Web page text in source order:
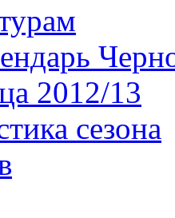
2012/13
сезона